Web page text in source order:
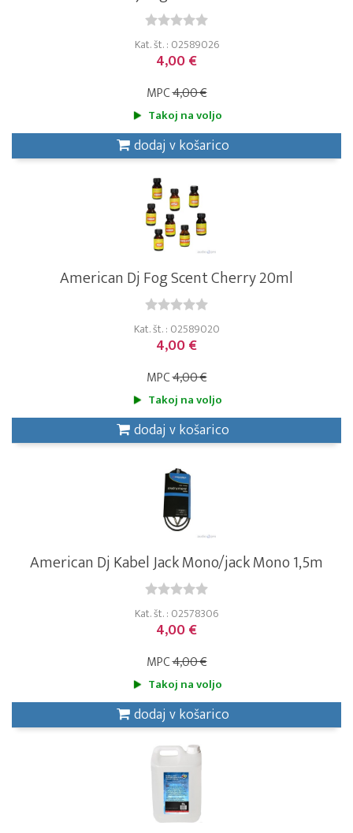
Kat. št. : 02589026
4,00 €
MPC4,00 €
Takoj na voljo
dodaj v košarico
American Dj Fog Scent Cherry 20ml
Kat. št. : 02589020
4,00 €
MPC4,00 €
Takoj na voljo
dodaj v košarico
American Dj Kabel Jack Mono/jack Mono 1,5m
Kat. št. : 02578306
4,00 €
MPC4,00 €
Takoj na voljo
dodaj v košarico